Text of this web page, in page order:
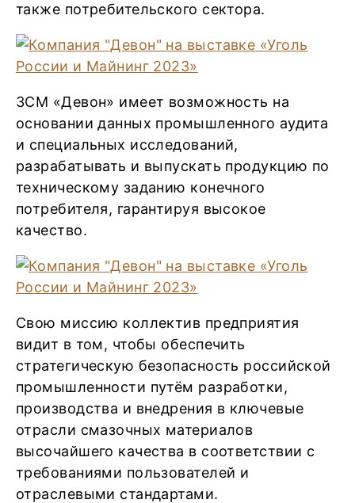
также потребительского сектора.
ЗСМ «Девон» имеет возможность на
основании данных промышленного аудита
и специальных исследований,
разрабатывать и выпускать продукцию по
техническому заданию конечного
потребителя, гарантируя высокое
качество.
Свою миссию коллектив предприятия
видит в том, чтобы обеспечить
стратегическую безопасность российской
промышленности путём разработки,
производства и внедрения в ключевые
отрасли смазочных материалов
высочайшего качества в соответствии с
требованиями пользователей и
отраслевыми стандартами.